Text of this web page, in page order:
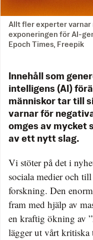
Allt fler experter varnar
exponeringen för AI-
Epoch Times, Freepik
Innehåll som
intelligens (AI)
människor tar till
varnar för
omges av mycket
av ett nytt slag.
Vi stöter på det i
sociala medier och
forskning. Den
fram med hjälp av
en kraftig ökning av
lägger ut vårt kritiska